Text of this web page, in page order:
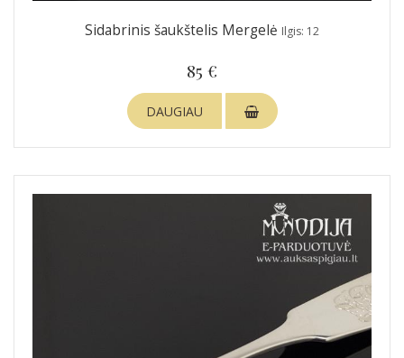
Sidabrinis šaukštelis Mergelė Ilgis: 12
85 €
DAUGIAU